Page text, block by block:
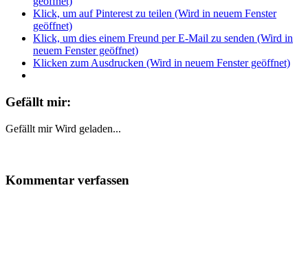
Klick, um auf Pinterest zu teilen (Wird in neuem Fenster
geöffnet)
Klick, um dies einem Freund per E-Mail zu senden (Wird in
neuem Fenster geöffnet)
Klicken zum Ausdrucken (Wird in neuem Fenster geöffnet)
Gefällt mir:
Gefällt mir Wird geladen...
Kommentar verfassen